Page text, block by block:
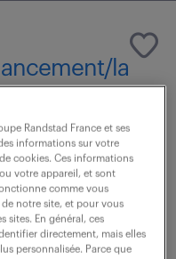
la
12 mois
et garantissez
Randstad France et ses
informations sur votre
cookies. Ces informations
votre appareil, et sont
comme vous
de notre site, et pour vous
sites. En général, ces
directement, mais elles
personnalisée. Parce que